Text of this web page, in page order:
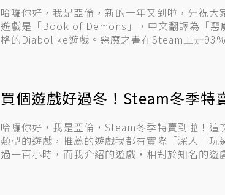
哈囉你好，我是亞倫，新的一年又到啦，先祝大
遊戲是「Book of Demons」，中文翻譯為「惡
格的Diabolike遊戲。惡魔之書在Steam上是
買個遊戲好過冬！Steam冬季特
哈囉你好，我是亞倫，Steam冬季特賣到啦！這
類型的遊戲，推薦的遊戲我都有實際「深入」玩
過一百小時，而我介紹的遊戲，相對於知名的遊